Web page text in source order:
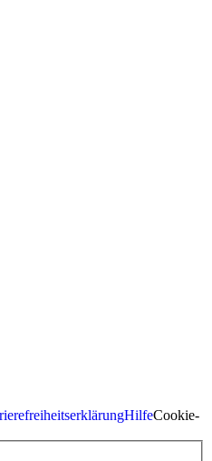
HilfeCookie-